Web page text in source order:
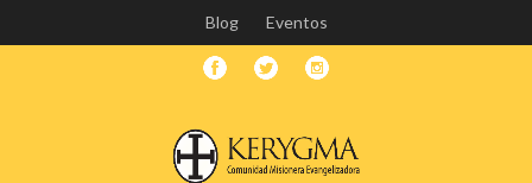
Skip
to
main
Blog Eventos